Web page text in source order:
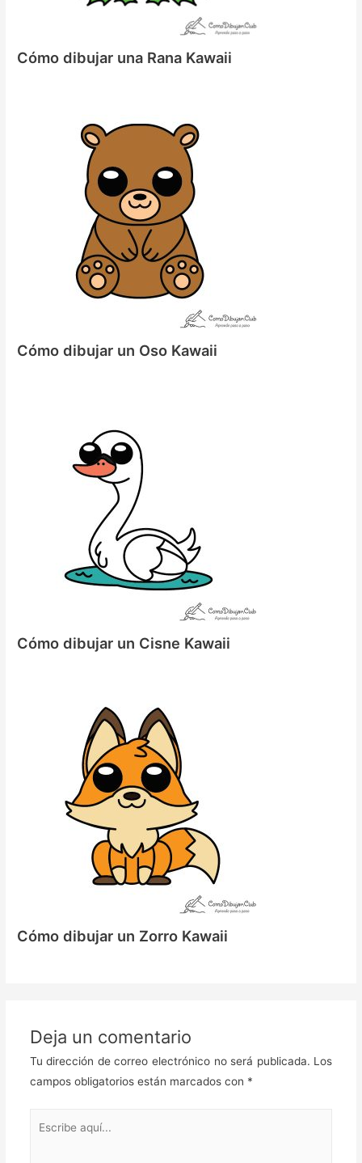
Cómo dibujar una Rana Kawaii
Cómo dibujar un Oso Kawaii
Cómo dibujar un Cisne Kawaii
Cómo dibujar un Zorro Kawaii
Deja un comentario
Tu dirección de correo electrónico no será publicada. Los
campos obligatorios están marcados con *